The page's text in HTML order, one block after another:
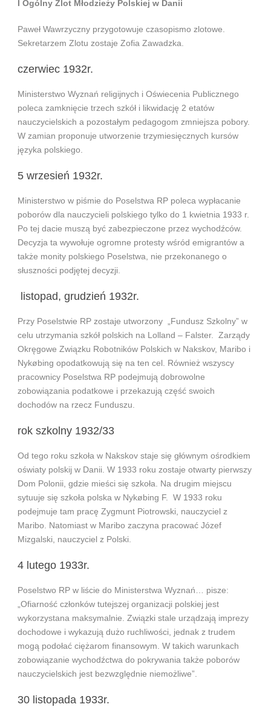
I Ogólny Zlot Młodzieży Polskiej w Danii
Paweł Wawrzyczny przygotowuje czasopismo zlotowe.
Sekretarzem Zlotu zostaje Zofia Zawadzka.
czerwiec 1932r.
Ministerstwo Wyznań religijnych i Oświecenia Publicznego
poleca zamknięcie trzech szkół i likwidację 2 etatów
nauczycielskich a pozostałym pedagogom zmniejsza pobory.
W zamian proponuje utworzenie trzymiesięcznych kursów
języka polskiego.
5 wrzesień 1932r.
Ministerstwo w piśmie do Poselstwa RP poleca wypłacanie
poborów dla nauczycieli polskiego tylko do 1 kwietnia 1933 r.
Po tej dacie muszą być zabezpieczone przez wychodźców.
Decyzja ta wywołuje ogromne protesty wśród emigrantów a
także monity polskiego Poselstwa, nie przekonanego o
słuszności podjętej decyzji.
listopad, grudzień 1932r.
Przy Poselstwie RP zostaje utworzony „Fundusz Szkolny” w
celu utrzymania szkół polskich na Lolland – Falster. Zarządy
Okręgowe Związku Robotników Polskich w Nakskov, Maribo i
Nykøbing opodatkowują się na ten cel. Również wszyscy
pracownicy Poselstwa RP podejmują dobrowolne
zobowiązania podatkowe i przekazują część swoich
dochodów na rzecz Funduszu.
rok szkolny 1932/33
Od tego roku szkoła w Nakskov staje się głównym ośrodkiem
oświaty polskij w Danii. W 1933 roku zostaje otwarty pierwszy
Dom Polonii, gdzie mieści się szkoła. Na drugim miejscu
sytuuje się szkoła polska w Nykøbing F. W 1933 roku
podejmuje tam pracę Zygmunt Piotrowski, nauczyciel z
Maribo. Natomiast w Maribo zaczyna pracować Józef
Mizgalski, nauczyciel z Polski.
4 lutego 1933r.
Poselstwo RP w liście do Ministerstwa Wyznań… pisze:
„Ofiarność członków tutejszej organizacji polskiej jest
wykorzystana maksymalnie. Związki stale urządzają imprezy
dochodowe i wykazują dużo ruchliwości, jednak z trudem
mogą podołać ciężarom finansowym. W takich warunkach
zobowiązanie wychodźctwa do pokrywania także poborów
nauczycielskich jest bezwzględnie niemożliwe”.
30 listopada 1933r.